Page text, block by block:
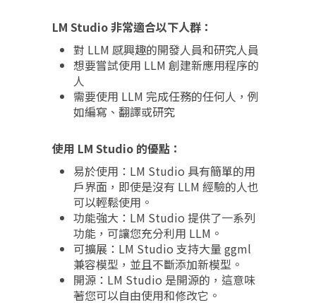
LM Studio 非常適合以下人群：
對 LLM 感興趣的開發人員和研究人員
想要嘗試使用 LLM 創建新應用程序的
人
需要使用 LLM 完成任務的任何人，例
如編寫、翻譯或研究
使用 LM Studio 的優點：
易於使用：LM Studio 具有簡單的用
戶界面，即使是沒有 LLM 經驗的人也
可以輕鬆使用。
功能強大：LM Studio 提供了一系列
功能，可讓您充分利用 LLM。
可擴展：LM Studio 支持大量 ggml
兼容模型，並且不斷添加新模型。
開源：LM Studio 是開源的，這意味
著您可以自由使用和修改它。